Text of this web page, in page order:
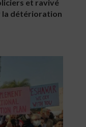
et ravivé
la détérioration